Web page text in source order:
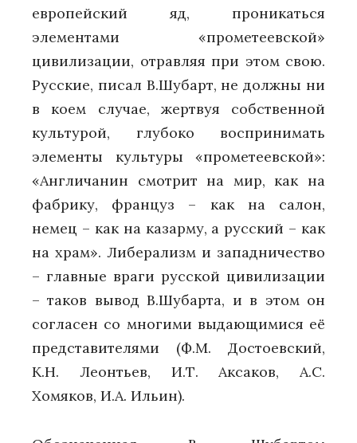
европейский яд, проникаться
элементами «прометеевской»
цивилизации, отравляя при этом свою.
Русские, писал В.Шубарт, не должны ни
в коем случае, жертвуя собственной
культурой, глубоко воспринимать
элементы культуры «прометеевской»:
«Англичанин смотрит на мир, как на
фабрику, француз – как на салон,
немец – как на казарму, а русский – как
на храм». Либерализм и западничество
– главные враги русской цивилизации
– таков вывод В.Шубарта, и в этом он
согласен со многими выдающимися её
представителями (Ф.М. Достоевский,
К.Н. Леонтьев, И.Т. Аксаков, А.С.
Хомяков, И.А. Ильин).